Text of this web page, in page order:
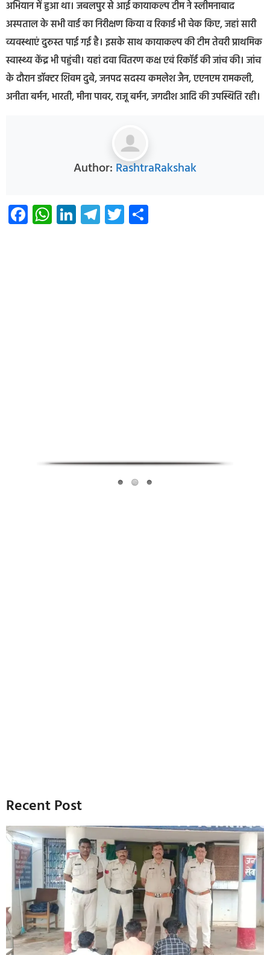
अभियान में हुआ था। जबलपुर से आई कायाकल्प टीम ने स्लीमनाबाद
अस्पताल के सभी वार्ड का निरीक्षण किया व रिकार्ड भी चेक किए, जहां सारी
व्यवस्थाएं दुरुस्त पाई गई है। इसके साथ कायाकल्प की टीम तेवरी प्राथमिक
स्वास्थ्य केंद्र भी पहुंची। यहां दवा वितरण कक्ष एवं रिकॉर्ड की जांच की। जांच
के दौरान डॉक्टर शिवम दुबे, जनपद सदस्य कमलेश जैन, एएनएम रामकली,
अनीता बर्मन, भारती, मीना पावर, राजू बर्मन, जगदीश आदि की उपस्थिति रही।
Author: RashtraRakshak
Facebook
WhatsApp
LinkedIn
Telegram
Twitter
Recent Post